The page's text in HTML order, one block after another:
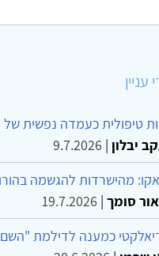
עניין
טיפולית כעמדה נפשית של
יבלון |
9.7.2026
מהישרדות להגשמה
סומך |
19.7.2026
כמענה לדילמת